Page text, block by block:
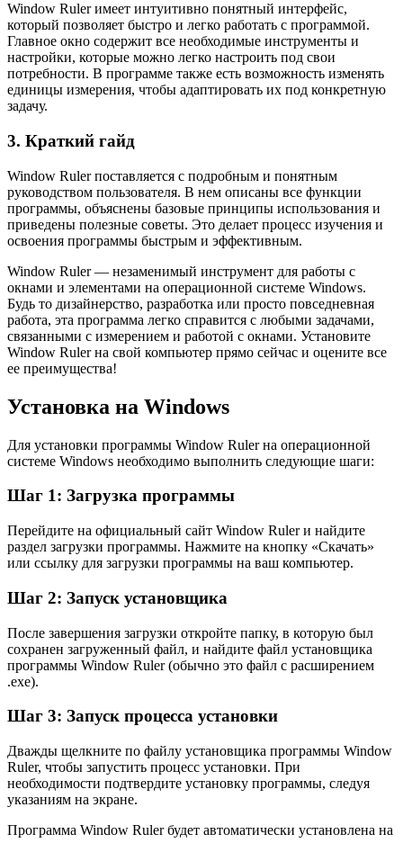
Window Ruler имеет интуитивно понятный интерфейс,
который позволяет быстро и легко работать с программой.
Главное окно содержит все необходимые инструменты и
настройки, которые можно легко настроить под свои
потребности. В программе также есть возможность изменять
единицы измерения, чтобы адаптировать их под конкретную
задачу.
3. Краткий гайд
Window Ruler поставляется с подробным и понятным
руководством пользователя. В нем описаны все функции
программы, объяснены базовые принципы использования и
приведены полезные советы. Это делает процесс изучения и
освоения программы быстрым и эффективным.
Window Ruler — незаменимый инструмент для работы с
окнами и элементами на операционной системе Windows.
Будь то дизайнерство, разработка или просто повседневная
работа, эта программа легко справится с любыми задачами,
связанными с измерением и работой с окнами. Установите
Window Ruler на свой компьютер прямо сейчас и оцените все
ее преимущества!
Установка на Windows
Для установки программы Window Ruler на операционной
системе Windows необходимо выполнить следующие шаги:
Шаг 1: Загрузка программы
Перейдите на официальный сайт Window Ruler и найдите
раздел загрузки программы. Нажмите на кнопку «Скачать»
или ссылку для загрузки программы на ваш компьютер.
Шаг 2: Запуск установщика
После завершения загрузки откройте папку, в которую был
сохранен загруженный файл, и найдите файл установщика
программы Window Ruler (обычно это файл с расширением
.exe).
Шаг 3: Запуск процесса установки
Дважды щелкните по файлу установщика программы Window
Ruler, чтобы запустить процесс установки. При
необходимости подтвердите установку программы, следуя
указаниям на экране.
Программа Window Ruler будет автоматически установлена на